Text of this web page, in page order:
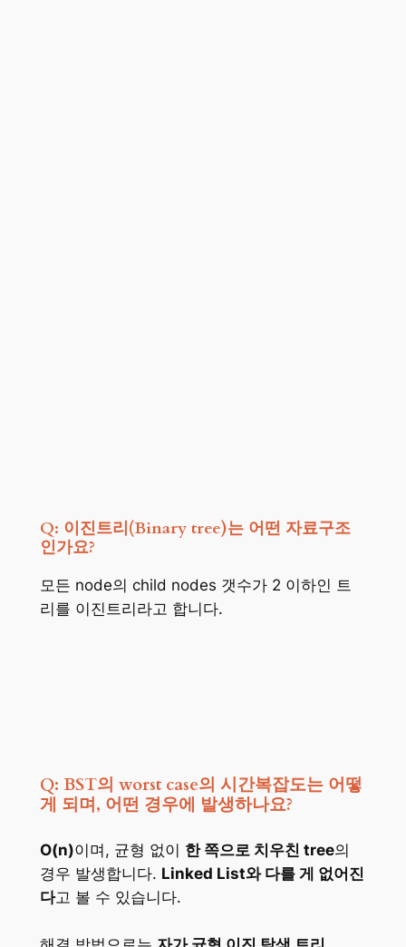
Q: 이진트리(Binary tree)는 어떤 자료구조
인가요?
모든 node의 child nodes 갯수가 2 이하인 트
리를 이진트리라고 합니다.
Q: BST의 worst case의 시간복잡도는 어떻
게 되며, 어떤 경우에 발생하나요?
O(n)이며, 균형 없이 한 쪽으로 치우친 tree의
경우 발생합니다. Linked List와 다를 게 없어진
다고 볼 수 있습니다.